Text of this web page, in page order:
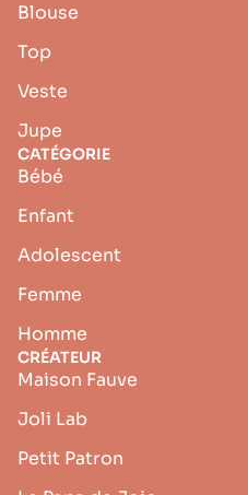
Blouse
Top
Veste
Jupe
CATÉGORIE
Bébé
Enfant
Adolescent
Femme
Homme
CRÉATEUR
Maison Fauve
Joli Lab
Petit Patron